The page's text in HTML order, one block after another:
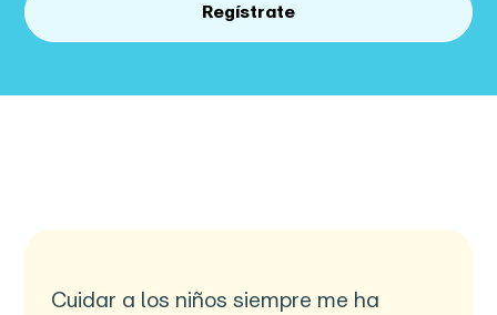
Regístrate
Cuidar a los niños siempre me ha